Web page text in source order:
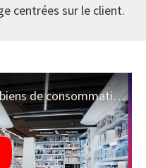
centrées sur le client.
Commerce de détail, biens de consommation et services I Perspectives sectorielles de CGI